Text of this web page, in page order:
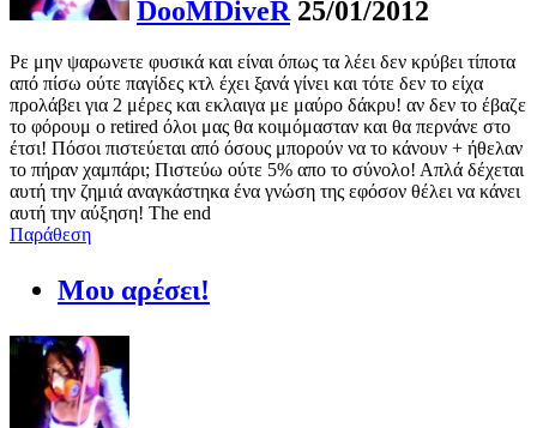
DooMDiveR 25/01/2012
Ρε μην ψαρωνετε φυσικά και είναι όπως τα λέει δεν κρύβει τίποτα
από πίσω ούτε παγίδες κτλ έχει ξανά γίνει και τότε δεν το είχα
προλάβει για 2 μέρες και εκλαιγα με μαύρο δάκρυ! αν δεν το έβαζε
το φόρουμ ο retired όλοι μας θα κοιμόμασταν και θα περνάνε στο
έτσι! Πόσοι πιστεύεται από όσους μπορούν να το κάνουν + ήθελαν
το πήραν χαμπάρι; Πιστεύω ούτε 5% απο το σύνολο! Απλά δέχεται
αυτή την ζημιά αναγκάστηκα ένα γνώση της εφόσον θέλει να κάνει
αυτή την αύξηση! The end
Παράθεση
Μου αρέσει!